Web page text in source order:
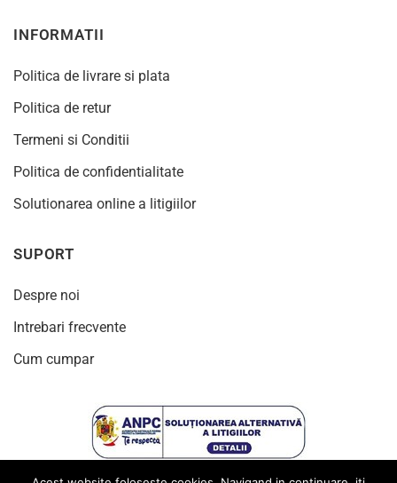
INFORMATII
Politica de livrare si plata
Politica de retur
Termeni si Conditii
Politica de confidentialitate
Solutionarea online a litigiilor
SUPORT
Despre noi
Intrebari frecvente
Cum cumpar